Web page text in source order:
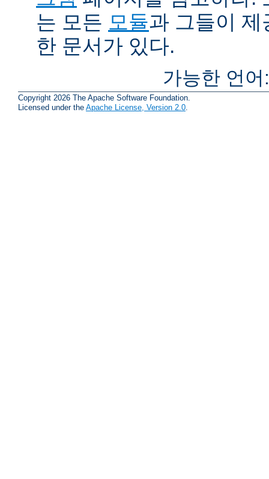
는 모든 모듈과 그들이
한 문서가 있다.
가능한 언
Copyright 2026 The Apache Software Foundation.
Licensed under the Apache License, Version 2.0.